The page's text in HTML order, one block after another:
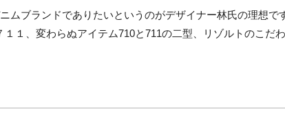
ブランドでありたいというのがデザイナー林氏の理想で
１、変わらぬアイテム710と711の二型、リゾルトのこだ